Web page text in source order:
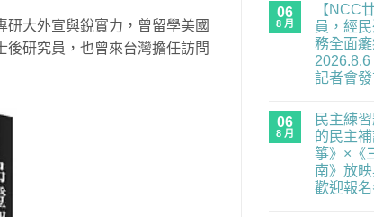
大外宣與銳實力，曾留學美國
研究員，也曾來台灣擔任訪問
06
8 月
【NCC
員，經
務全面癱
記者會
廿
年
首
度
零
委
員，
留
言
06
8 月
民主練
的民主
箏》×《
南》放
歡迎報名